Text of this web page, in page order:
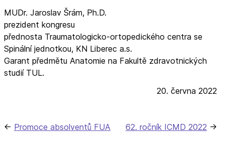
MUDr. Jaroslav Šrám, Ph.D.
prezident kongresu
přednosta Traumatologicko-ortopedického centra se
Spinální jednotkou, KN Liberec a.s.
Garant předmětu Anatomie na Fakultě zdravotnických
studií TUL.
20. června 2022
Navigace
Promoce absolventů FUA 62. ročník ICMD 2022